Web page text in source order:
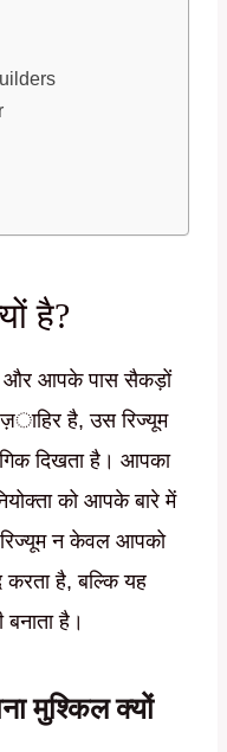
है?
और आपके पास सैकड़ों
है, उस रिज्यूम
दिखता है। आपका
को आपके बारे में
न केवल आपको
करता है, बल्कि यह
है।
मुश्किल क्यों